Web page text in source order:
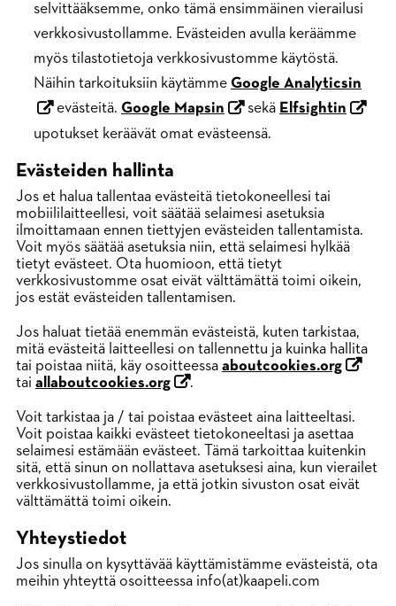
selvittääksemme, onko tämä ensimmäinen vierailusi
verkkosivustollamme. Evästeiden avulla keräämme
myös tilastotietoja verkkosivustomme käytöstä.
Näihin tarkoituksiin käytämme Google Analyticsin
evästeitä. Google Mapsin sekä Elfsightin
upotukset keräävät omat evästeensä.
Evästeiden hallinta
Jos et halua tallentaa evästeitä tietokoneellesi tai
mobiililaitteellesi, voit säätää selaimesi asetuksia
ilmoittamaan ennen tiettyjen evästeiden tallentamista.
Voit myös säätää asetuksia niin, että selaimesi hylkää
tietyt evästeet. Ota huomioon, että tietyt
verkkosivustomme osat eivät välttämättä toimi oikein,
jos estät evästeiden tallentamisen.
Jos haluat tietää enemmän evästeistä, kuten tarkistaa,
mitä evästeitä laitteellesi on tallennettu ja kuinka hallita
tai poistaa niitä, käy osoitteessa aboutcookies.org
tai allaboutcookies.org .
Voit tarkistaa ja / tai poistaa evästeet aina laitteeltasi.
Voit poistaa kaikki evästeet tietokoneeltasi ja asettaa
selaimesi estämään evästeet. Tämä tarkoittaa kuitenkin
sitä, että sinun on nollattava asetuksesi aina, kun vierailet
verkkosivustollamme, ja että jotkin sivuston osat eivät
välttämättä toimi oikein.
Yhteystiedot
Jos sinulla on kysyttävää käyttämistämme evästeistä, ota
meihin yhteyttä osoitteessa info(at)kaapeli.com